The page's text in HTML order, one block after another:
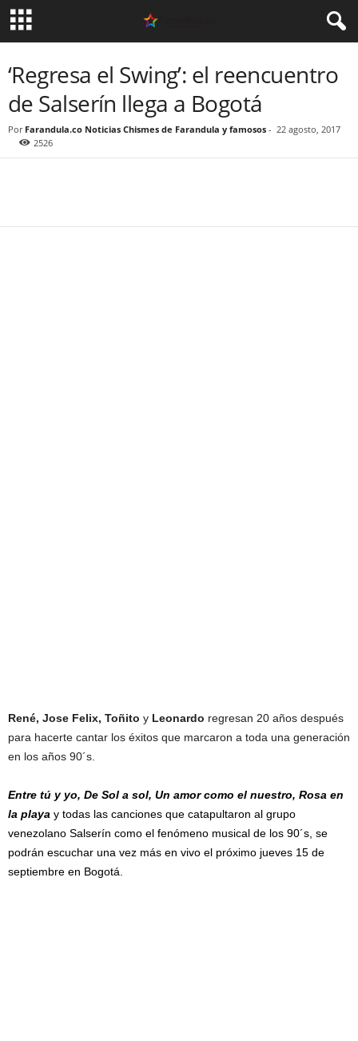
‘Regresa el Swing’: el reencuentro
de Salserín llega a Bogotá
Por Farandula.co Noticias Chismes de Farandula y famosos - 22 agosto, 2017
2526
René, Jose Felix, Toñito y Leonardo regresan 20 años después
para hacerte cantar los éxitos que marcaron a toda una generación
en los años 90´s.
Entre tú y yo, De Sol a sol, Un amor como el nuestro, Rosa en
la playa y todas las canciones que catapultaron al grupo
venezolano Salserín como el fenómeno musical de los 90´s, se
podrán escuchar una vez más en vivo el próximo jueves 15 de
septiembre en Bogotá.